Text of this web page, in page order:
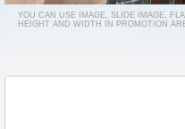
YOU CAN USE IMAGE, SLIDE IMAGE,
HEIGHT AND WIDTH IN PROMOTION